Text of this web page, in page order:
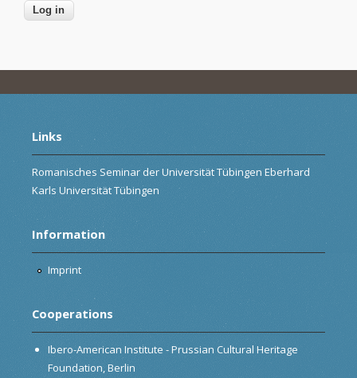
Links
Romanisches Seminar der Universität Tübingen Eberhard
Karls Universität Tübingen
Information
Imprint
Cooperations
Ibero-American Institute - Prussian Cultural Heritage
Foundation, Berlin